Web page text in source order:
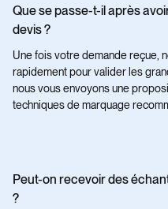
Que se passe-t-il après
devis ?
Une fois votre demande reçue,
rapidement pour valider les
nous vous envoyons une
techniques de marquage
Peut-on recevoir des
?